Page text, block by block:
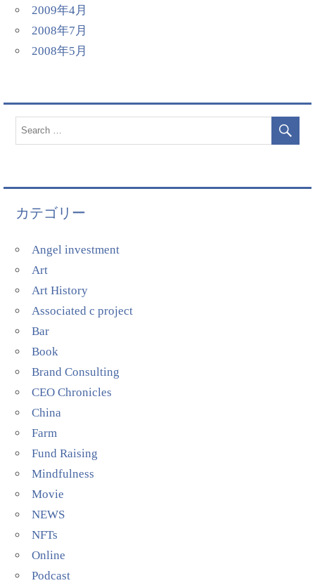
2009年4月
2008年7月
2008年5月
カテゴリー
Angel investment
Art
Art History
Associated c project
Bar
Book
Brand Consulting
CEO Chronicles
China
Farm
Fund Raising
Mindfulness
Movie
NEWS
NFTs
Online
Podcast